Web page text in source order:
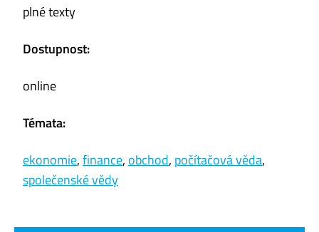
plné texty
Dostupnost:
online
Témata:
ekonomie,finance, obchod, počítačová věda,
společenské vědy